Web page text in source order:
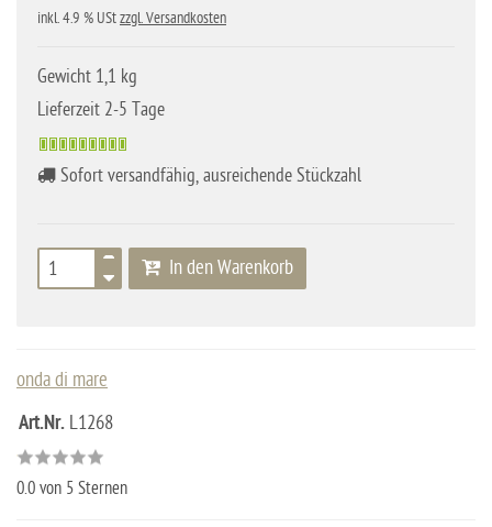
inkl. 4.9 % UStzzgl. Versandkosten
Gewicht 1,1 kg
Lieferzeit 2-5 Tage
Sofort versandfähig, ausreichende Stückzahl
In den Warenkorb
onda di mare
Art.Nr. L1268
0.0 von 5 Sternen